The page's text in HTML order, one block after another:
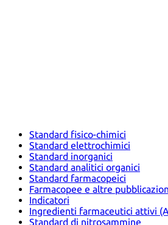
Standard fisico-chimici
Standard elettrochimici
Standard inorganici
Standard analitici organici
Standard farmacopeici
Farmacopee e altre
Indicatori
Ingredienti farmaceutici attivi
Standard di nitrosammine